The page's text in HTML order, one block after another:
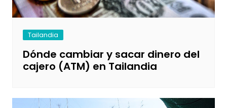
Tailandia
Dónde cambiar y sacar dinero del
cajero (ATM) en Tailandia